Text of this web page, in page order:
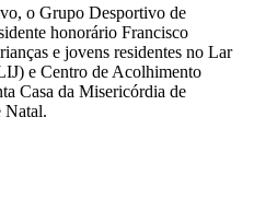
o Grupo Desportivo de
honorário Francisco
e jovens residentes no Lar
e Centro de Acolhimento
Casa da Misericórdia de
Natal.